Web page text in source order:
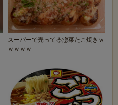
スーパーで売ってる惣菜たこ焼きｗ
ｗｗｗｗ